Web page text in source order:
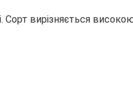
вирізняється